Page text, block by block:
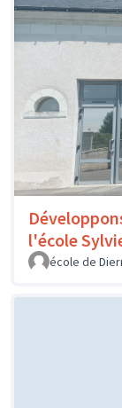
l'école
école de